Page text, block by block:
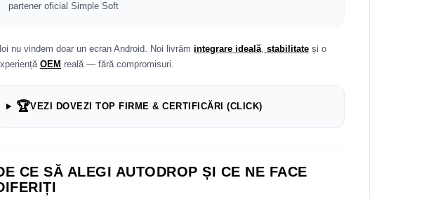
partener oficial Simple Soft
nu vindem doar un ecran Android. Noi livrăm integrare ideală, stabilitate și o
OEM reală — fără compromisuri.
🏆VEZI DOVEZI TOP FIRME & CERTIFICĂRI (CLICK)
CE SĂ ALEGI AUTODROP ȘI CE NE FACE